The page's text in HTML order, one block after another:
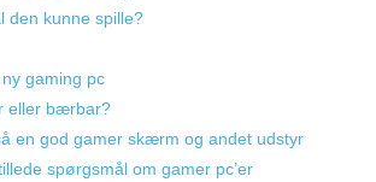
den kunne spille?
gaming pc
eller bærbar?
en god gamer skærm og andet udstyr
spørgsmål om gamer pc’er